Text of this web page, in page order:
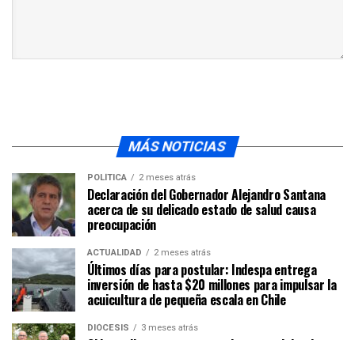
MÁS NOTICIAS
POLÍTICA 2 meses atrás
Declaración del Gobernador Alejandro Santana
acerca de su delicado estado de salud causa
preocupación
ACTUALIDAD 2 meses atrás
Últimos días para postular: Indespa entrega
inversión de hasta $20 millones para impulsar la
acuicultura de pequeña escala en Chile
DIÓCESIS 3 meses atrás